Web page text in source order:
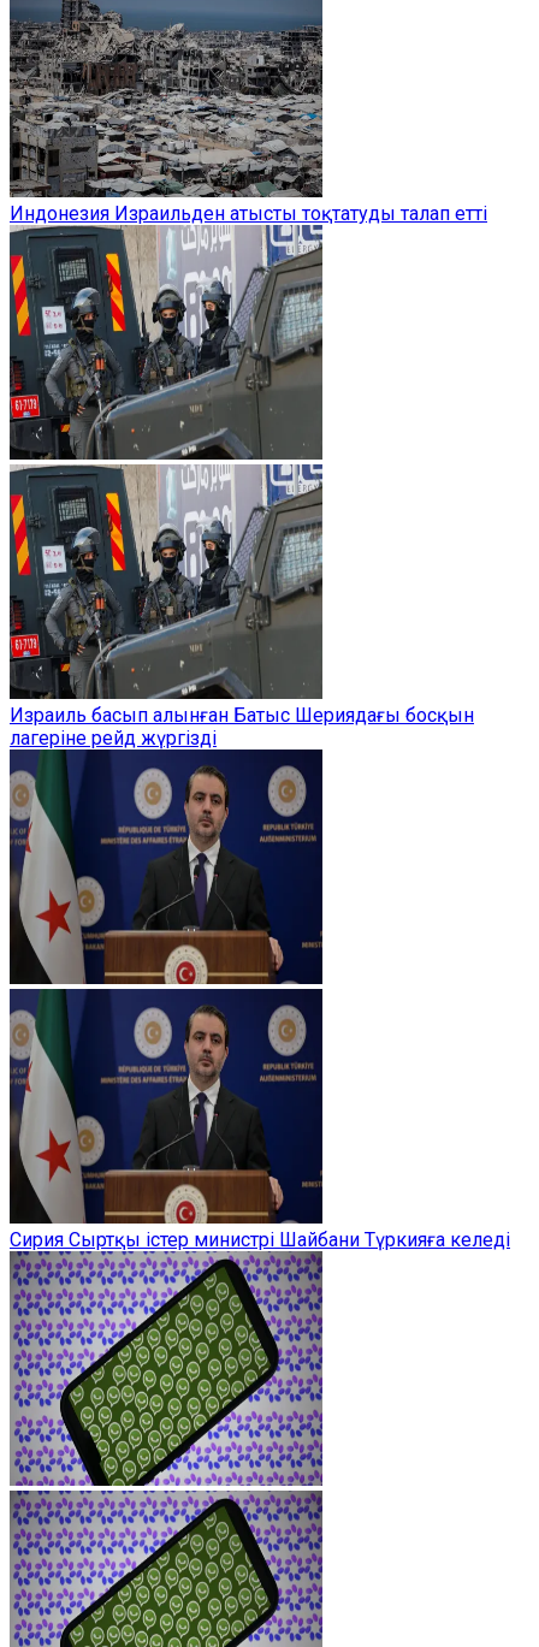
Индонезия Израильден атысты тоқтатуды талап етті
Израиль басып алынған Батыс Шериядағы босқын
лагеріне рейд жүргізді
Сирия Сыртқы істер министрі Шайбани Түркияға келеді